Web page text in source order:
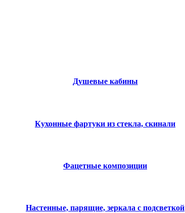
Душевые кабины
Кухонные фартуки из стекла, скинали
Фацетные композиции
Настенные, парящие, зеркала с подсветкой